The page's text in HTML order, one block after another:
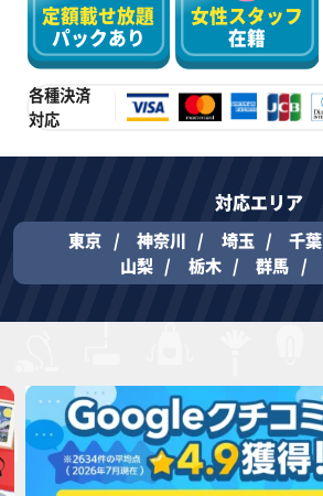
定額載せ放題
パックあり
女性スタッフ
在籍
各種決済
対応
対応エリア
東京 神奈川 埼玉 千葉
山梨
栃木 群馬